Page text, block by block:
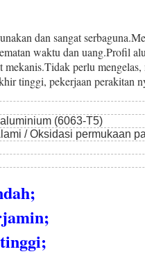
dan sangat
waktu dan uang.Profil
perlu
tinggi, pekerjaan perakitan
(6063-T5)
/ Oksidasi permukaan